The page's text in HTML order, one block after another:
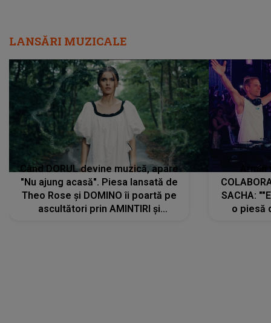
LANSĂRI MUZICALE
Când DORUL devine muzică, apare
"Nu ajung acasă". Piesa lansată de
Theo Rose și DOMINO îi poartă pe
ascultători prin AMINTIRI și
SACHA:
o piesă